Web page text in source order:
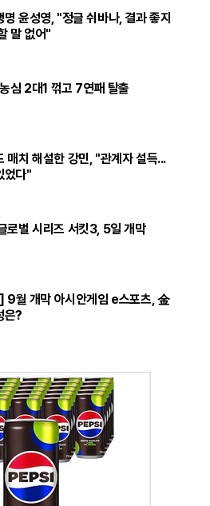
명 윤성영, "정글 쉬바나, 결과 좋지
말 없어"
심 2대1 꺾고 7연패 탈출
매치 해설한 강민, "관계자 설득...
었다"
로벌 시리즈 서킷3, 5일 개막
9월 개막 아시안게임 e스포츠, 金
은?